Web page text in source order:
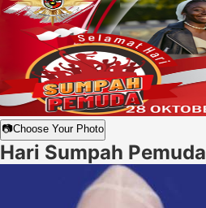
📷Choose Your Photo
Hari Sumpah Pemuda